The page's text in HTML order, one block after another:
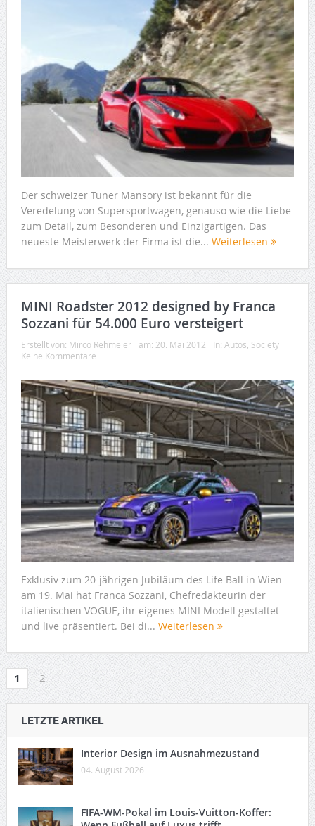
Der schweizer Tuner Mansory ist bekannt für die
Veredelung von Supersportwagen, genauso wie die Liebe
zum Detail, zum Besonderen und Einzigartigen. Das
neueste Meisterwerk der Firma ist die... Weiterlesen
MINI Roadster 2012 designed by Franca
Sozzani für 54.000 Euro versteigert
Erstellt von: Mirco Rehmeier am: 20. Mai 2012 In: Autos Society
Keine Kommentare
Exklusiv zum 20-jährigen Jubiläum des Life Ball in Wien
am 19. Mai hat Franca Sozzani, Chefredakteurin der
italienischen VOGUE, ihr eigenes MINI Modell gestaltet
und live präsentiert. Bei di... Weiterlesen
1 2
LETZTE ARTIKEL
Interior Design im Ausnahmezustand
04. August 2026
FIFA-WM-Pokal im Louis-Vuitton-Koffer: